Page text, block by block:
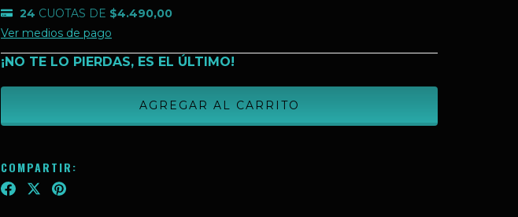
24 CUOTAS DE $4.490,00
Ver medios de pago
¡NO TE LO PIERDAS, ES EL ÚLTIMO!
COMPARTIR: